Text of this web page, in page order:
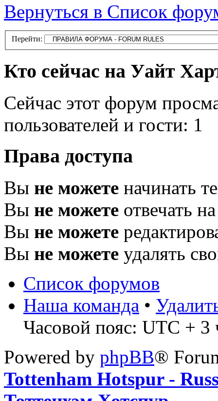
Вернуться в Список
Перейти:
Кто сейчас на Уайт
Сейчас этот форум
пользователей и гости: 1
Права доступа
Вы не можете начинать
Вы не можете отвечать
Вы не можете
Вы не можете удалять
Список форумов
Наша команда •
Часовой пояс: UTC + 3
Powered by phpBB®
Tottenham Hotspur -